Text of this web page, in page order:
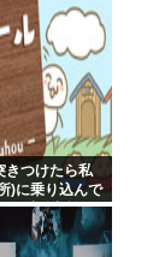
きつけたら私
)に乗り込んで
の法律相談で
ちらに参りま
るが、...